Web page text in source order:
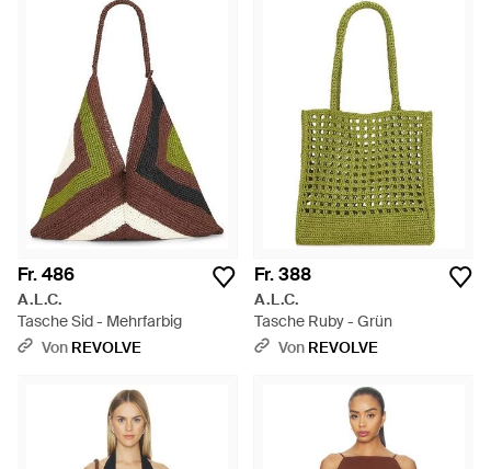
Fr. 486
A.L.C.
Tasche Sid - Mehrfarbig
Von REVOLVE
Fr. 388
A.L.C.
Tasche Ruby - Grün
Von REVOLVE